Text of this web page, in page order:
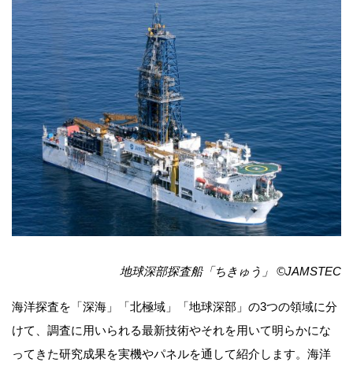
地球深部探査船「ちきゅう」 ©JAMSTEC
海洋探査を「深海」「北極域」「地球深部」の3つの領域に分
けて、調査に用いられる最新技術やそれを用いて明らかにな
ってきた研究成果を実機やパネルを通して紹介します。海洋